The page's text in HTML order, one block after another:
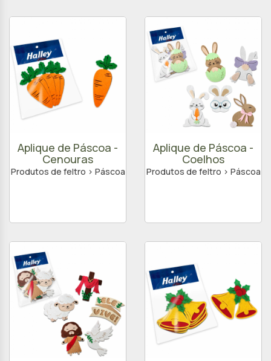
Aplique de Páscoa -
Cenouras
Produtos de feltro > Páscoa
Aplique de Páscoa -
Coelhos
Produtos de feltro > Páscoa